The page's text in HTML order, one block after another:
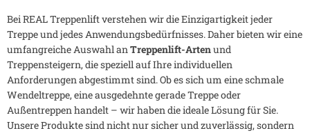
Bei REAL Treppenlift verstehen wir die Einzigartigkeit jeder
Treppe und jedes Anwendungsbedürfnisses. Daher bieten wir eine
umfangreiche Auswahl anTreppenlift-Artenund
Treppensteigern, die speziell auf Ihre individuellen
Anforderungen abgestimmt sind. Ob es sich um eine schmale
Wendeltreppe, eine ausgedehnte gerade Treppe oder
Außentreppen handelt – wir haben die ideale Lösung für Sie.
Unsere Produkte sind nicht nur sicher und zuverlässig, sondern